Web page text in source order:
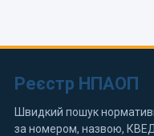
Реєстр НПАОП
Швидкий пошук
за номером, назвою,